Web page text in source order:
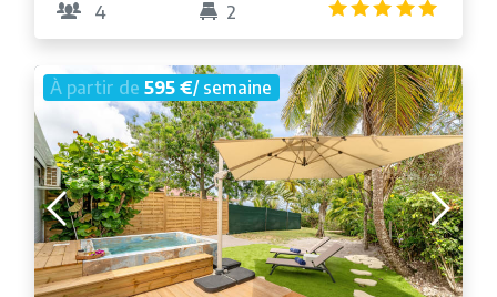
4 2
À partir de595 €/ semaine